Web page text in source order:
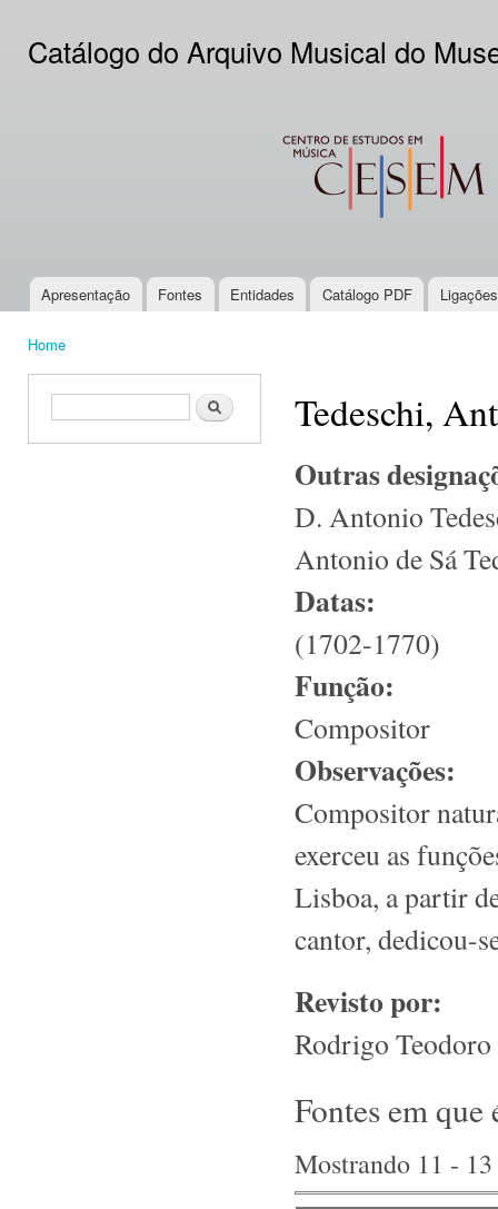
Catálogo do Arquivo Musical do
CESEM
Main menu
Apresentação Fontes Entidades Catálogo PDF
Home
Search form Search Tedeschi,
Outras
D. Antonio
Antonio de Sá
Datas:
(1702-1770)
Função:
Compositor
Observações:
Compositor
exerceu as
Lisboa, a partir
cantor, dedicou-
Revisto por:
Rodrigo Teodoro
Fontes em que
Mostrando 11 -